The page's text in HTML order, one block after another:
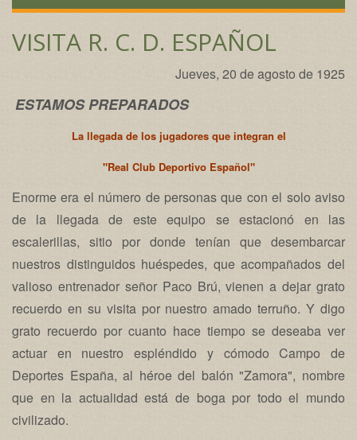
VISITA R. C. D. ESPAÑOL
Jueves, 20 de agosto de 1925
ESTAMOS PREPARADOS
La llegada de los jugadores que integran el
"Real Club Deportivo Español"
Enorme era el número de personas que con el solo aviso
de la llegada de este equipo se estacionó en las
escalerillas, sitio por donde tenían que desembarcar
nuestros distinguidos huéspedes, que acompañados del
valioso entrenador señor Paco Brú, vienen a dejar grato
recuerdo en su visita por nuestro amado terruño. Y digo
grato recuerdo por cuanto hace tiempo se deseaba ver
actuar en nuestro espléndido y cómodo Campo de
Deportes España, al héroe del balón "Zamora", nombre
que en la actualidad está de boga por todo el mundo
civilizado.